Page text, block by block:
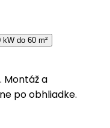
kW do 60 m²
Montáž a
po obhliadke.